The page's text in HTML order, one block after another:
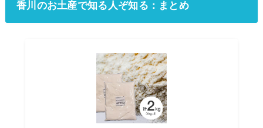
香川のお土産で知る人ぞ知る：まとめ